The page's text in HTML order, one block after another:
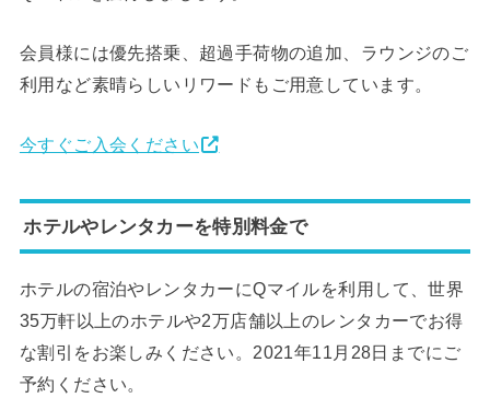
会員様には優先搭乗、超過手荷物の追加、ラウンジのご
利用など素晴らしいリワードもご用意しています。
今すぐご入会ください
ホテルやレンタカーを特別料金で
ホテルの宿泊やレンタカーにQマイルを利用して、世界
35万軒以上のホテルや2万店舗以上のレンタカーでお得
な割引をお楽しみください。2021年11月28日までにご
予約ください。